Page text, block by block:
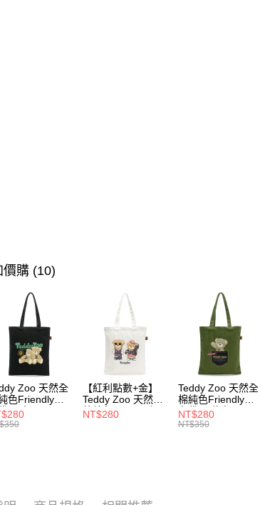
價購 (10)
Zoo 天然全
色Friendly帆
-黑色
【紅利點數+金】
Teddy Zoo 天然全
棉純色Friendly帆
布袋-白色
NT$280
Teddy Zoo 天然全
棉純色Friendly帆
布袋-軍綠色
(TZB107)
NT$280
NT$350